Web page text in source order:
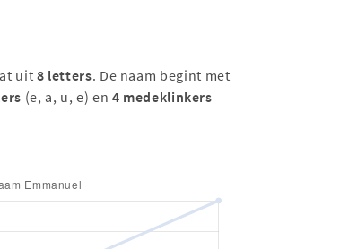
uit 8 letters. De naam begint met
(e, a, u, e) en 4 medeklinkers